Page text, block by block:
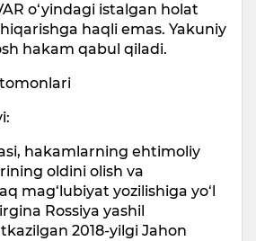
o‘yindagi istalgan holat
haqli emas. Yakuniy
hakam qabul qiladi.
hakamlarning ehtimoliy
oldini olish va
mag‘lubiyat yozilishiga yo‘l
Rossiya yashil
2018-yilgi Jahon